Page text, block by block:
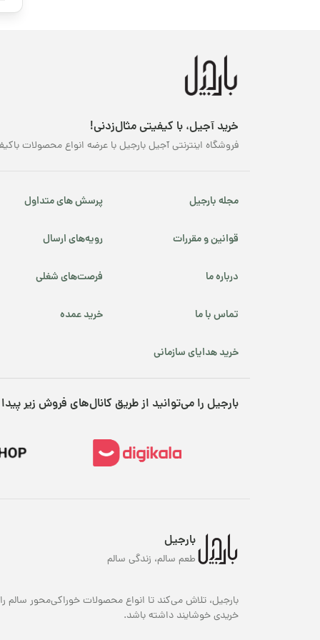
نوروز
خرید آجیل، با کیفیتی مثال‌زدنی!
فروشگاه اینترنتی آجیل بارجیل با عرضه انواع محصولات
مجله بارجیل پرسش های متداول
قوانین و مقررات رویه‌های ارسال
درباره ما فرصت‌های شغلی
تماس با ما خرید عمده
خرید هدایای سازمانی
بارجیل را می‌توانید از طریق کانال‌های فروش زیر
بارجیل
طعم سالم، زندگی سالم
بارجیل، تلاش می‌کند تا انواع محصولات خوراکی‌محور سالم
خریدی خوشایند داشته باشد.